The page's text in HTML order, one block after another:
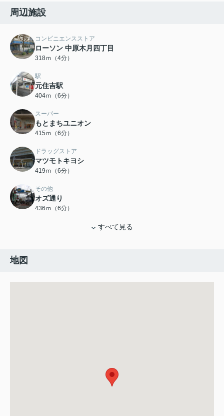
周辺施設
コンビニエンスストア
ローソン 中原木月四丁目
318ｍ（4分）
駅
元住吉駅
404ｍ（6分）
スーパー
もとまちユニオン
415ｍ（6分）
ドラッグストア
マツモトキヨシ
419ｍ（6分）
その他
オズ通り
436ｍ（6分）
すべて見る
地図